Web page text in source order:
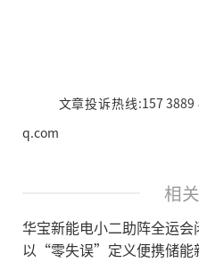
文章投诉热线:157
q.com
相
华宝新能电小二助阵全运会
以“零失误”定义便携储能